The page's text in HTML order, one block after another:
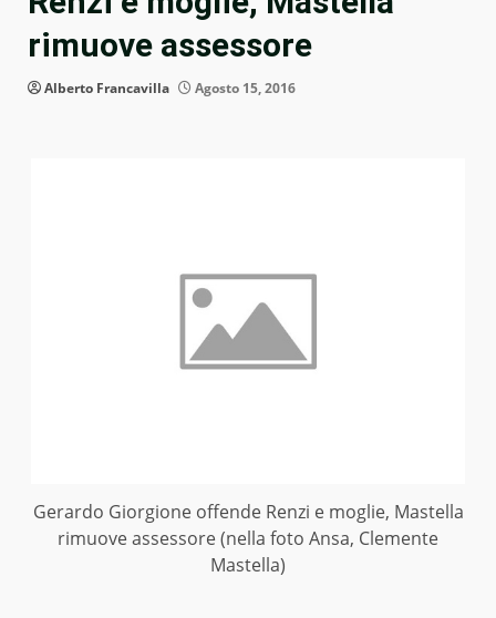
rimuove assessore
Alberto Francavilla Agosto 15, 2016
Gerardo Giorgione offende Renzi e moglie, Mastella
rimuove assessore (nella foto Ansa, Clemente
Mastella)